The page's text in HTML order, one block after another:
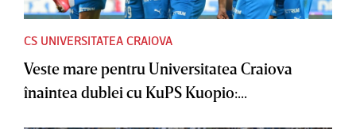
CS UNIVERSITATEA CRAIOVA
Veste mare pentru Universitatea Craiova
înaintea dublei cu KuPS Kuopio:...